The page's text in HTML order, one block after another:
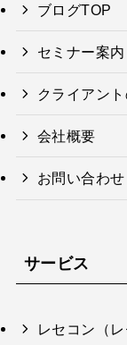
ブログTOP
セミナー案内
クライアン
会社概要
お問い合わせ
サービス
レセコン（